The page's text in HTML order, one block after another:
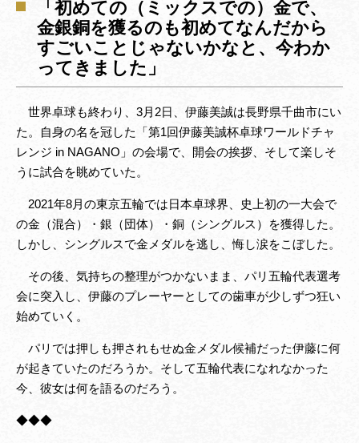
「初めての（ミックスでの）金で、
金銀銅を獲るのも初めてなんだから
すごいことじゃないかなと、今わか
ってきました」
世界卓球も終わり、3月2日、伊藤美誠は長野県千曲市にい
た。自身の名を冠した「第1回伊藤美誠杯卓球ワールドチャ
レンジ in NAGANO」の会場で、開会の挨拶、そして楽しそ
うに試合を眺めていた。
2021年8月の東京五輪では日本卓球界、史上初の一大会で
の金（混合）・銀（団体）・銅（シングルス）を獲得した。
しかし、シングルスで金メダルを逃し、悔し涙をこぼした。
その後、気持ちの整理がつかないまま、パリ五輪代表選考
会に突入し、伊藤のプレーヤーとしての歯車が少しずつ狂い
始めていく。
パリでは押しも押されもせぬ金メダル候補だった伊藤に何
が起きていたのだろうか。そして五輪代表になれなかった
今、彼女は何を語るのだろう。
◆◆◆